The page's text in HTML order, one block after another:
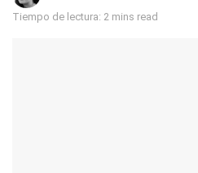
Tiempo de lectura: 2 mins read